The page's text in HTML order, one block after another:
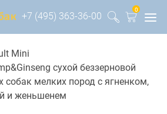
+7 (495) 363-36-00
0
Mini
сухой беззерновой
собак мелких пород с ягненком,
и женьшенем